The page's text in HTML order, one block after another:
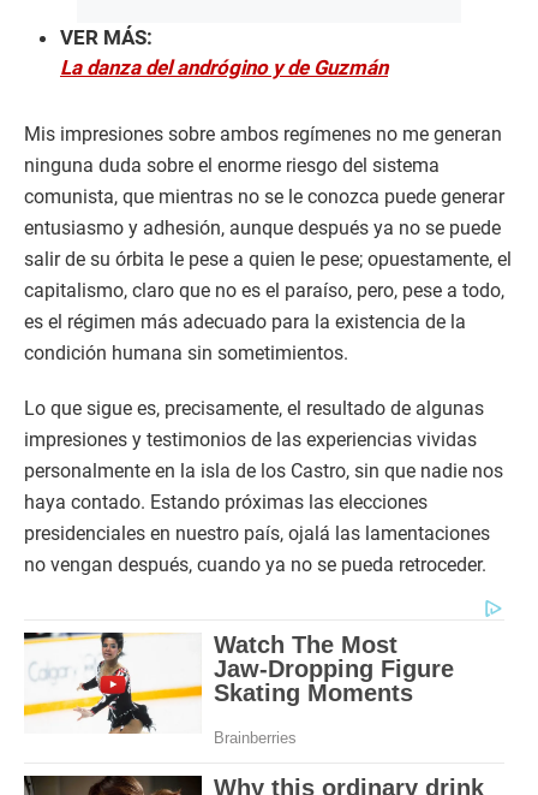
VER MÁS:
La danza del andrógino y de Guzmán
Mis impresiones sobre ambos regímenes no me generan
ninguna duda sobre el enorme riesgo del sistema
comunista, que mientras no se le conozca puede generar
entusiasmo y adhesión, aunque después ya no se puede
salir de su órbita le pese a quien le pese; opuestamente, el
capitalismo, claro que no es el paraíso, pero, pese a todo,
es el régimen más adecuado para la existencia de la
condición humana sin sometimientos.
Lo que sigue es, precisamente, el resultado de algunas
impresiones y testimonios de las experiencias vividas
personalmente en la isla de los Castro, sin que nadie nos
haya contado. Estando próximas las elecciones
presidenciales en nuestro país, ojalá las lamentaciones
no vengan después, cuando ya no se pueda retroceder.